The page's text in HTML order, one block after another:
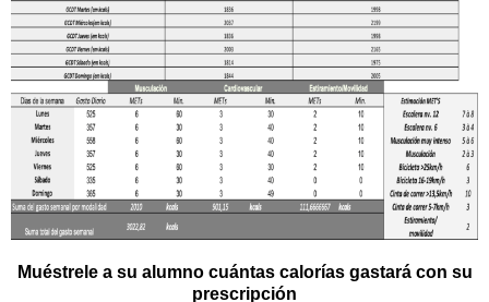
Muéstrele a su alumno cuántas calorías gastará con su
prescripción